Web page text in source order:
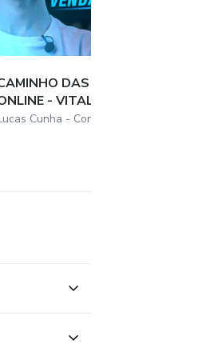
DAS VENDAS
- VITALÍCIO
Cunha - Conta Secundária